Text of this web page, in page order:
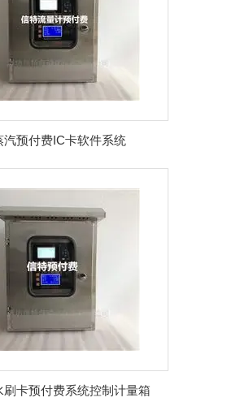
汽预付费IC卡软件系统
刷卡预付费系统控制计量箱